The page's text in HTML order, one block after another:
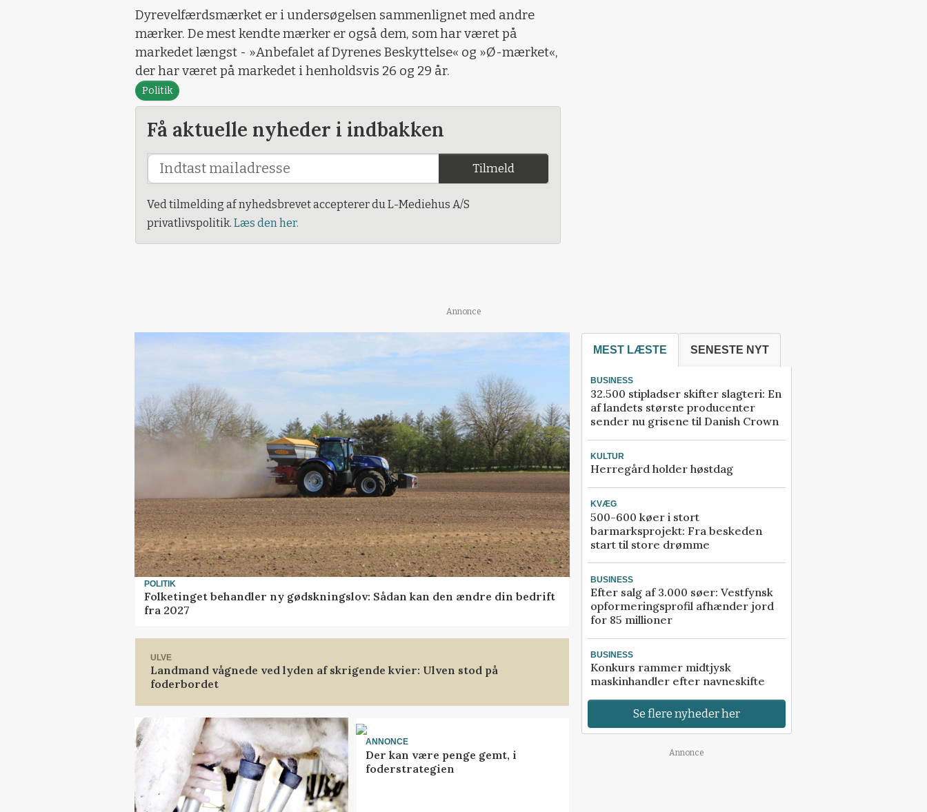
Dyrevelfærdsmærket er i undersøgelsen sammenlignet med andre
mærker. De mest kendte mærker er også dem, som har været på
markedet længst - »Anbefalet af Dyrenes Beskyttelse« og »Ø-mærket«,
der har været på markedet i henholdsvis 26 og 29 år.
Politik
Få aktuelle nyheder i indbakken
Tilmeld
Ved tilmelding af nyhedsbrevet accepterer du L-Mediehus A/S
privatlivspolitik. Læs den her.
Annonce
POLITIK
Folketinget behandler ny gødskningslov: Sådan kan den ændre din bedrift
fra 2027
ULVE
Landmand vågnede ved lyden af skrigende kvier: Ulven stod på
foderbordet
ANNONCE
Der kan være penge gemt, i
foderstrategien
MEST LÆSTE SENESTE NYT
BUSINESS
32.500 stipladser skifter slagteri: En
af landets største producenter
sender nu grisene til Danish Crown
KULTUR
Herregård holder høstdag
KVÆG
500-600 køer i stort
barmarksprojekt: Fra beskeden
start til store drømme
BUSINESS
Efter salg af 3.000 søer: Vestfynsk
opformeringsprofil afhænder jord
for 85 millioner
BUSINESS
Konkurs rammer midtjysk
maskinhandler efter navneskifte
Se flere nyheder her
Annonce